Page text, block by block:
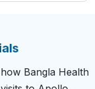
Bangla Health